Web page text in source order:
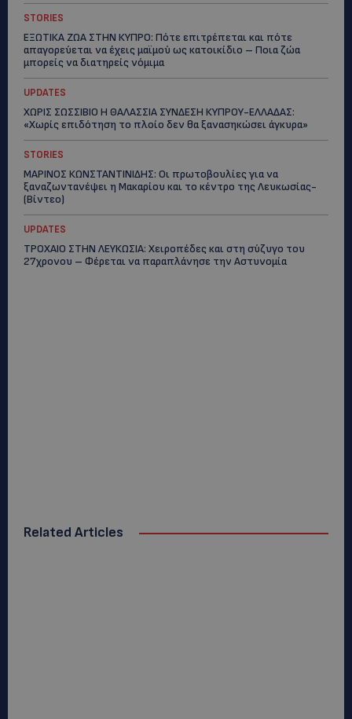
STORIES
ΕΞΩΤΙΚΑ ΖΩΑ ΣΤΗΝ ΚΥΠΡΟ: Πότε επιτρέπεται και πότε
απαγορεύεται να έχεις μαϊμού ως κατοικίδιο – Ποια ζώα
μπορείς να διατηρείς νόμιμα
UPDATES
ΧΩΡΙΣ ΣΩΣΣΙΒΙΟ Η ΘΑΛΑΣΣΙΑ ΣΥΝΔΕΣΗ ΚΥΠΡΟΥ-ΕΛΛΑΔΑΣ:
«Χωρίς επιδότηση το πλοίο δεν θα ξανασηκώσει άγκυρα»
STORIES
ΜΑΡΙΝΟΣ ΚΩΝΣΤΑΝΤΙΝΙΔΗΣ: Οι πρωτοβουλίες για να
ξαναζωντανέψει η Μακαρίου και το κέντρο της Λευκωσίας-
(Βίντεο)
UPDATES
ΤΡΟΧΑΙΟ ΣΤΗΝ ΛΕΥΚΩΣΙΑ: Χειροπέδες και στη σύζυγο του
27χρονου – Φέρεται να παραπλάνησε την Αστυνομία
Related Articles